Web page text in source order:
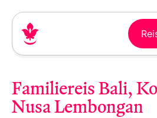
Familiereis Bali,
Nusa Lembongan